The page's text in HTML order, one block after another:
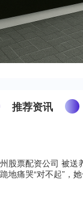
推荐资讯
股票配资公司 被送
地痛哭“对不起”，